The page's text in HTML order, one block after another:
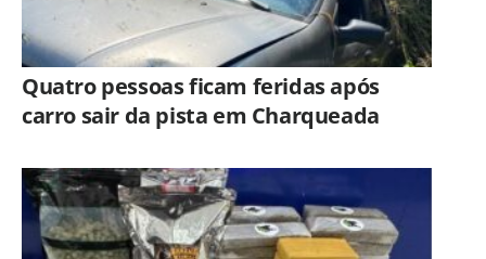
Quatro pessoas ficam feridas após
carro sair da pista em Charqueada